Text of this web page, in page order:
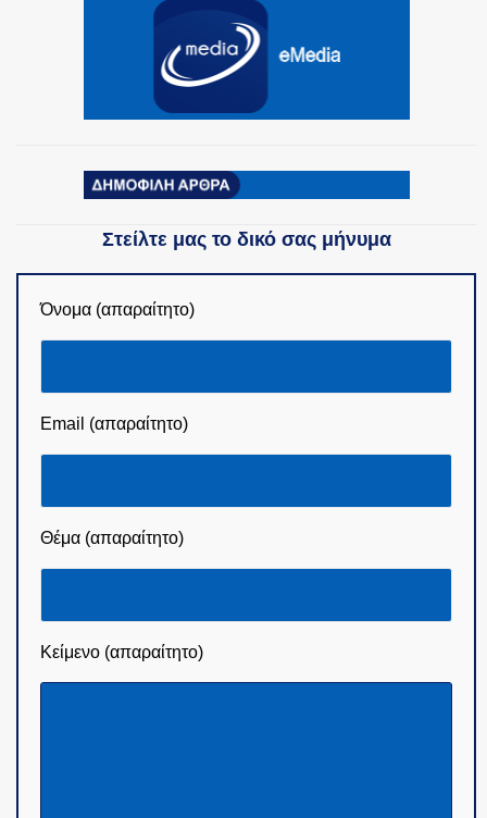
Στείλτε μας το δικό σας μήνυμα
Όνομα (απαραίτητο)
Email (απαραίτητο)
Θέμα (απαραίτητο)
Κείμενο (απαραίτητο)